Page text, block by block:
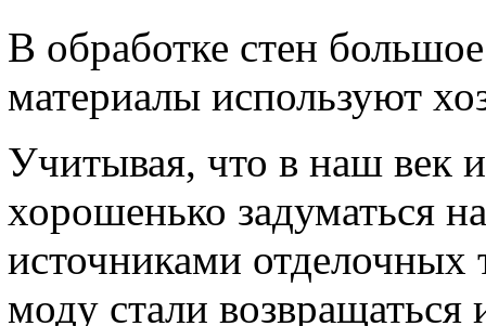
В обработке стен
материалы используют
Учитывая, что в наш век
хорошенько задуматься
источниками отделочных
моду стали возвращаться